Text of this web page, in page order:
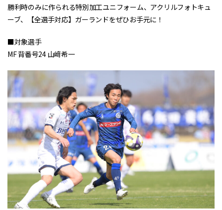
勝利時のみに作られる特別加工ユニフォーム、アクリルフォトキュ
ーブ、【全選手対応】ガーランドをぜひお手元に！
■対象選手
MF 背番号24 山﨑希一